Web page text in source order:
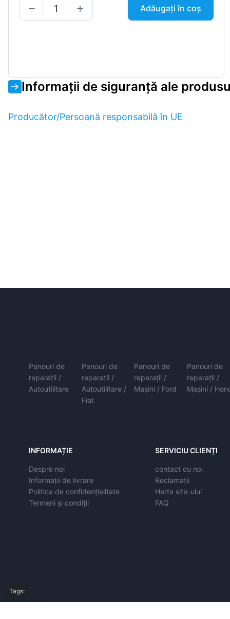
Adăugați în coș
Informații de siguranță ale
Producător/Persoană responsabilă în UE
Panouri de
reparații /
Autoutilitare
Panouri de
reparații /
Autoutilitare /
Fiat
Panouri de
reparații /
Mașini / Ford
Panouri de
reparații /
Mașini /
INFORMAȚIE
Despre noi
Informații de livrare
Politica de confidențialitate
Termeni și condiții
SERVICIU CLIENȚI
contact cu noi
Reclamații
Harta site-ului
FAQ
Tags: